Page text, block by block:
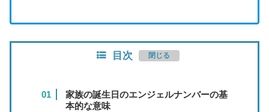
目次
家族の誕生日のエンジェルナンバーの基
本的な意味